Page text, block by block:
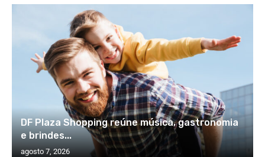
DF Plaza Shopping reúne música, gastronomia
e brindes...
agosto 7, 2026